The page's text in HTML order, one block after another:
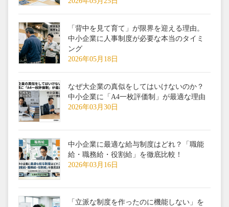
「背中を見て育て」が限界を迎える理由。
中小企業に人事制度が必要な本当のタイミ
ング
2026年05月18日
なぜ大企業の真似をしてはいけないのか？
中小企業に「A4一枚評価制」が最適な理由
2026年03月30日
中小企業に最適な給与制度はどれ？「職能
給・職務給・役割給」を徹底比較！
2026年03月16日
「立派な制度を作ったのに機能しない」を